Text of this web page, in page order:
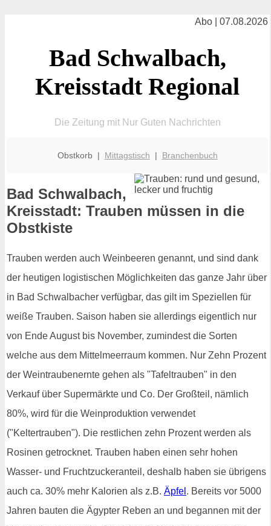
Abo | 07.08.2026
Bad Schwalbach,
Kreisstadt Regional
Die Zeitung mit Nur Guten Nachrichten
Obstkorb | Mittagstisch | Branchenbuch
Bad Schwalbach,
Kreisstadt: Trauben müssen in die
Obstkiste
Trauben werden auch Weinbeeren genannt, und sind dank
der heutigen logistischen Möglichkeiten das ganze Jahr über
in Bad Schwalbacher verfügbar, das gilt im Speziellen für
weiße Trauben. Saison haben sie allerdings eigentlich nur
von Ende August bis November, zumindest die Sorten
welche aus dem Mittelmeerraum kommen. Nur Zehn Prozent
der Weintraubenernte gehen als "Tafeltrauben" in den
Verkauf über Supermärkte und Co. Der Großteil, nämlich
80%, wird für die Weinproduktion verwendet
("Keltertrauben"). Die restlichen zehn Prozent werden als
Rosinen getrocknet. Trauben haben einen sehr hohen
Wasser- und Fruchtzuckeranteil, deshalb haben sie übrigens
auch ca. 30% mehr Kalorien als z.B. Äpfel . Bereits vor 5000
Jahren bauten die Ägypter Reben an und begannen mit der